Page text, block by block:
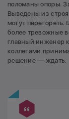
поломаны опоры.
Выведены из
могут перегореть.
более тревожные
главный инженер
коллегами
решение — ждать.